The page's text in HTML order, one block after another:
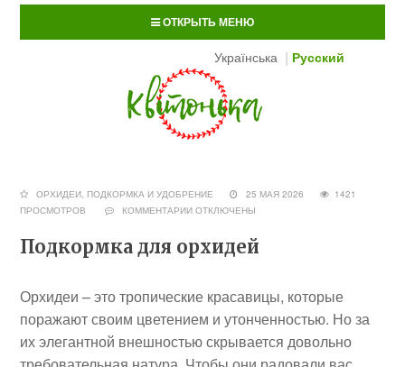
ОТКРЫТЬ МЕНЮ
Українська Русский
ОРХИДЕИ, ПОДКОРМКА И УДОБРЕНИЕ 25 МАЯ 2026
1421
ПРОСМОТРОВ
КОММЕНТАРИИ ОТКЛЮЧЕНЫ
Подкормка для орхидей
Орхидеи – это тропические красавицы, которые
поражают своим цветением и утонченностью. Но за
их элегантной внешностью скрывается довольно